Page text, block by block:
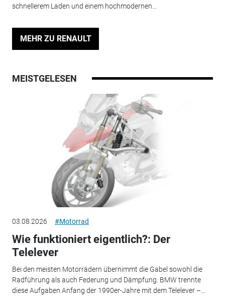
schnellerem Laden und einem hochmodernen...
MEHR ZU RENAULT
MEISTGELESEN
03.08.2026 #Motorrad
Wie funktioniert eigentlich?: Der
Telelever
Bei den meisten Motorrädern übernimmt die Gabel sowohl die
Radführung als auch Federung und Dämpfung. BMW trennte
diese Aufgaben Anfang der 1990er-Jahre mit dem Telelever –...